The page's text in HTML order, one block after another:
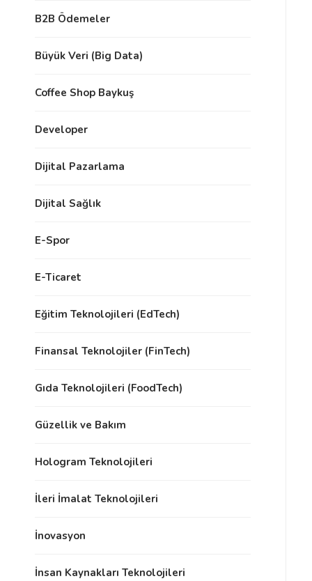
B2B Ödemeler
Büyük Veri (Big Data)
Coffee Shop Baykuş
Developer
Dijital Pazarlama
Dijital Sağlık
E-Spor
E-Ticaret
Eğitim Teknolojileri (EdTech)
Finansal Teknolojiler (FinTech)
Gıda Teknolojileri (FoodTech)
Güzellik ve Bakım
Hologram Teknolojileri
İleri İmalat Teknolojileri
İnovasyon
İnsan Kaynakları Teknolojileri